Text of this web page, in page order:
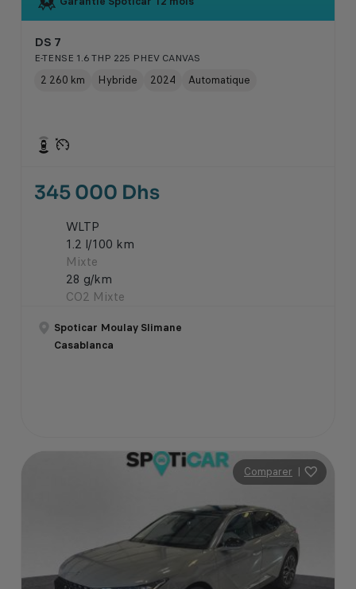
DS 7
E-TENSE 1.6 THP 225 PHEV CANVAS
2 260 km Hybride 2024 Automatique
345 000 Dhs
WLTP
1.2 l/100 km
Mixte
28 g/km
CO2 Mixte
Spoticar Moulay Slimane
Casablanca
Comparer |